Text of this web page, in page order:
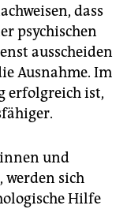
dass
psychischen
ausscheiden
Ausnahme. Im
erfolgreich ist,
und
werden sich
Hilfe